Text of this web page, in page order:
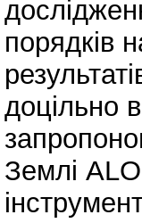
порядків
доцільно
Землі